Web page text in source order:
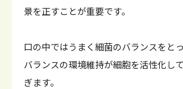
景を正すことが重要です。
口の中ではうまく細菌のバランスをと
バランスの環境維持が細胞を活性化し
ぎます。